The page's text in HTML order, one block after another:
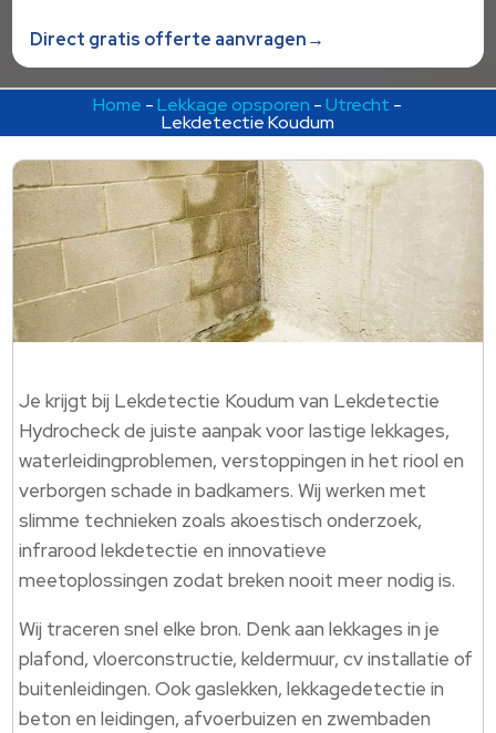
Direct gratis offerte aanvragen→
Home -Lekkage opsporen -Utrecht -
Lekdetectie Koudum
Je krijgt bij Lekdetectie Koudum van Lekdetectie
Hydrocheck de juiste aanpak voor lastige lekkages,
waterleidingproblemen, verstoppingen in het riool en
verborgen schade in badkamers.​ Wij werken met
slimme technieken zoals akoestisch onderzoek,
infrarood lekdetectie en innovatieve
meetoplossingen zodat breken nooit meer nodig is.​
Wij traceren snel elke bron.​ Denk aan lekkages in je
plafond, vloerconstructie, keldermuur, cv installatie of
buitenleidingen.​ Ook gaslekken, lekkagedetectie in
beton en leidingen, afvoerbuizen en zwembaden